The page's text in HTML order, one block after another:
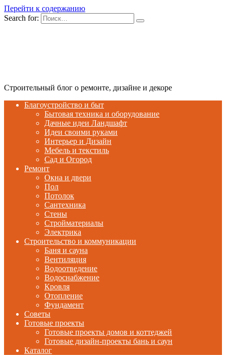
Перейти к содержанию
Search for:
Строительный блог о ремонте, дизайне и декоре
Благоустройство и быт
Бытовая техника и оборудование
Дачные идеи Ландшафт
Идеи своими руками
Интерьер и Дизайн
Мебель и текстиль
Сад и Огород
Ремонт
Окна и двери
Пол
Потолок
Сантехника
Стены
Стройматериалы
Электрика
Строительство и коммуникации
Баня и сауна
Вентиляция
Водоотведение
Водоснабжение
Кровля
Отопление
Фундамент
Советы
Готовые проекты
Готовые проекты домов и коттеджей
Готовые дизайн-проекты бань и саун
Каталог